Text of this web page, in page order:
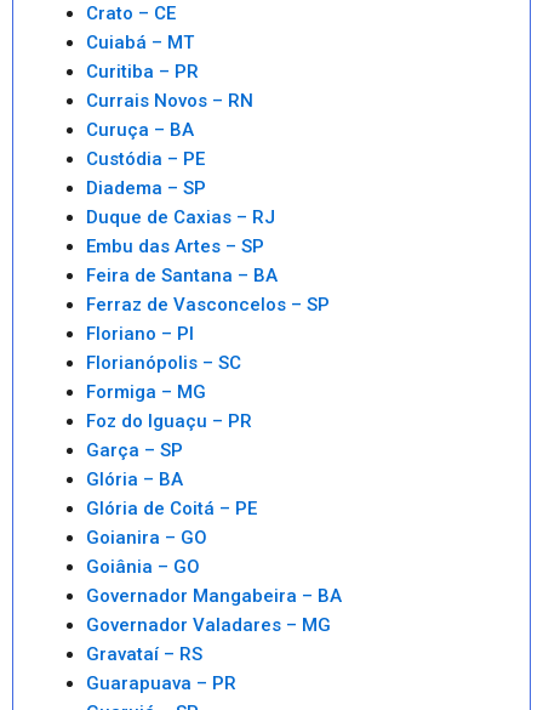
Crato – CE
Cuiabá – MT
Curitiba – PR
Currais Novos – RN
Curuça – BA
Custódia – PE
Diadema – SP
Duque de Caxias – RJ
Embu das Artes – SP
Feira de Santana – BA
Ferraz de Vasconcelos – SP
Floriano – PI
Florianópolis – SC
Formiga – MG
Foz do Iguaçu – PR
Garça – SP
Glória – BA
Glória de Coitá – PE
Goianira – GO
Goiânia – GO
Governador Mangabeira – BA
Governador Valadares – MG
Gravataí – RS
Guarapuava – PR